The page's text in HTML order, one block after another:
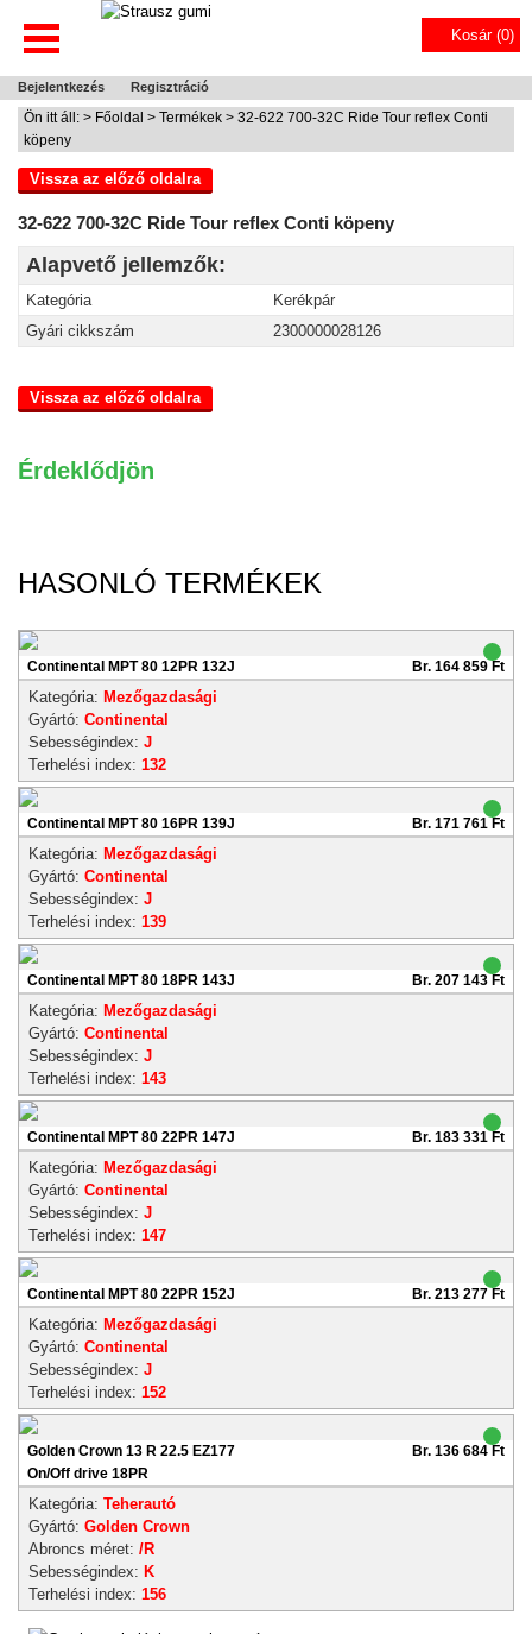
Kosár (0)
Bejelentkezés Regisztráció
Ön itt áll: > Főoldal > Termékek > 32-622 700-32C Ride Tour reflex Conti
köpeny
Vissza az előző oldalra
32-622 700-32C Ride Tour reflex Conti köpeny
Alapvető jellemzők:
Kategória
Kerékpár
Gyári cikkszám
2300000028126
Vissza az előző oldalra
Érdeklődjön
HASONLÓ TERMÉKEK
Continental MPT 80 12PR 132J Br. 164 859 Ft
Kategória: Mezőgazdasági
Gyártó: Continental
Sebességindex: J
Terhelési index: 132
Continental MPT 80 16PR 139J Br. 171 761 Ft
Kategória: Mezőgazdasági
Gyártó: Continental
Sebességindex: J
Terhelési index: 139
Continental MPT 80 18PR 143J Br. 207 143 Ft
Kategória: Mezőgazdasági
Gyártó: Continental
Sebességindex: J
Terhelési index: 143
Continental MPT 80 22PR 147J Br. 183 331 Ft
Kategória: Mezőgazdasági
Gyártó: Continental
Sebességindex: J
Terhelési index: 147
Continental MPT 80 22PR 152J Br. 213 277 Ft
Kategória: Mezőgazdasági
Gyártó: Continental
Sebességindex: J
Terhelési index: 152
Golden Crown 13 R 22.5 EZ177
On/Off drive 18PR
Br. 136 684 Ft
Kategória: Teherautó
Gyártó: Golden Crown
Abroncs méret: /R
Sebességindex: K
Terhelési index: 156